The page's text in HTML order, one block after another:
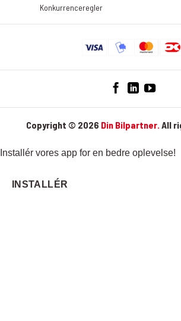
Konkurrenceregler
Copyright © 2026 Din Bilpartner. All
Installér vores app for en bedre oplevelse!
INSTALLÉR